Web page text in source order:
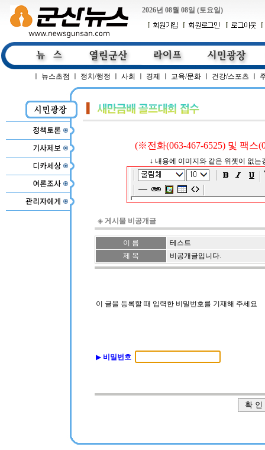
2026년 08월 08일 (토요일)
뉴스초점 정치/행정 사회 경제 교육/문화 건강/스포츠
(※전화(063-467-6525) 및 팩스
↓ 내용에 이미지와 같은 위젯이 없
◈ 게시물 비공개글
이 름
테스트
제 목
비공개글입니다.
이 글을 등록할 때 입력한 비밀번호를 기재해 주세요
▶ 비밀번호